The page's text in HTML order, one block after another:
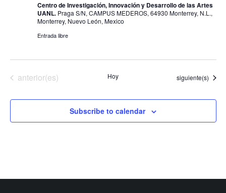
Centro de Investigación, Innovación y Desarrollo de las Artes
UANL. Praga S/N, CAMPUS MEDEROS, 64930 Monterrey, N.L.,
Monterrey, Nuevo León, Mexico
Entrada libre
Eventos
anterior(es) Hoy Eventos
siguiente(s)
Subscribe to calendar